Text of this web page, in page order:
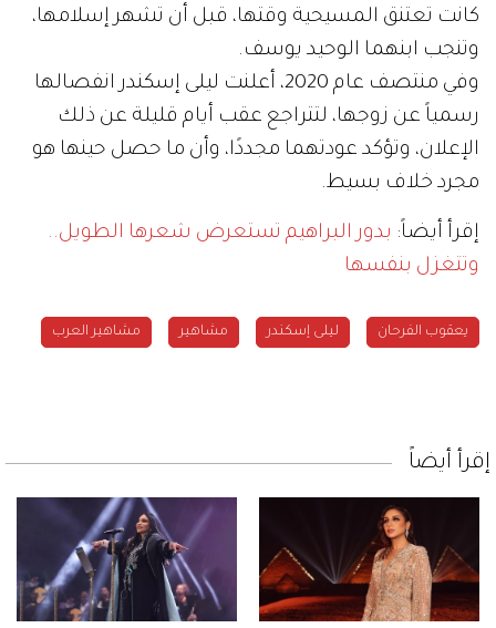
كانت تعتنق المسيحية وقتها، قبل أن تشهر إسلامها،
وتنجب ابنهما الوحيد يوسف.
وفي منتصف عام 2020، أعلنت ليلى إسكندر انفصالها
رسمياً عن زوجها، لتتراجع عقب أيام قليلة عن ذلك
الإعلان، وتؤكد عودتهما مجددًا، وأن ما حصل حينها هو
مجرد خلاف بسيط.
إقرأ أيضاً: بدور البراهيم تستعرض شعرها الطويل..
وتتغزل بنفسها
يعقوب الفرحان ليلى إسكندر مشاهير مشاهير العرب
إقرأ أيضاً